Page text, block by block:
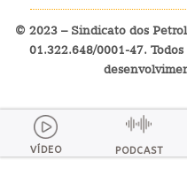
© 2023 – Sindicato dos
01.322.648/0001-47.
VÍDEO PODCAST